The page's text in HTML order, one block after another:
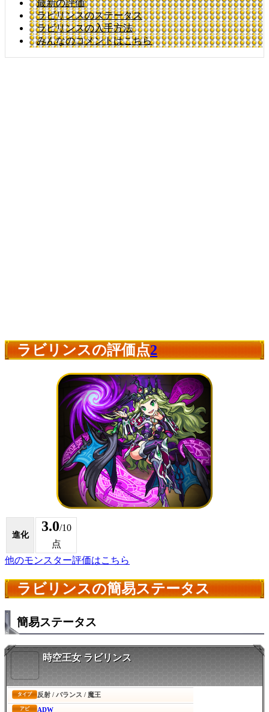
最新の評価
ラビリンスのステータス
ラビリンスの入手方法
みんなのコメントはこちら
ラビリンスの評価点2
進化
3.0/10
点
他のモンスター評価はこちら
ラビリンスの簡易ステータス
簡易ステータス
時空王女 ラビリンス
タイプ 反射 / バランス / 魔王
アビ ADW